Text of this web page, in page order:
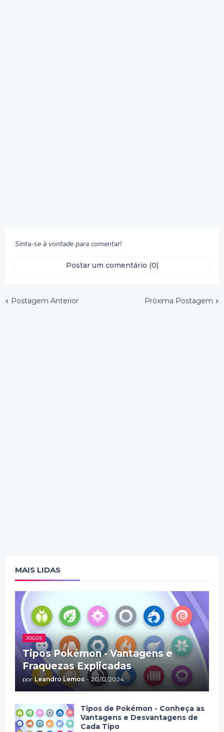
Sinta-se à vontade para comentar!
Postar um comentário (0)
Postagem Anterior Próxima Postagem
MAIS LIDAS
JOGOS
Tipos Pokémon - Vantagens e
Fraquezas Explicadas
por Leandro Lemos - 20/12/2024
Tipos de Pokémon - Conheça as
Vantagens e Desvantagens de
Cada Tipo